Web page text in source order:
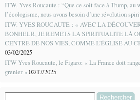
ITW. Yves Roucaute : “Que ce soit face à Trump, au
l’écologisme, nous avons besoin d’une révolution
ITW. YVES ROUCAUTE : « AVEC LA
BONHEUR, JE REMETS LA SPIRITUALITÉ LÀ
CENTRE DE NOS VIES, COMME L’ÉGLISE AU
03/02/2025
ITW Yves Roucaute, le Figaro: « La France doit
grenier »02/17/2025